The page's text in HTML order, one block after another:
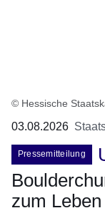
© Hessische
03.08.2026
Pressemitteilung
zum Leben